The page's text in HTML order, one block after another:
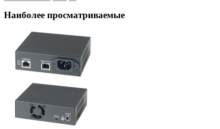
Наиболее просматриваемые